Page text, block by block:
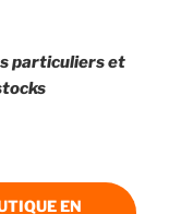
particuliers et
EN